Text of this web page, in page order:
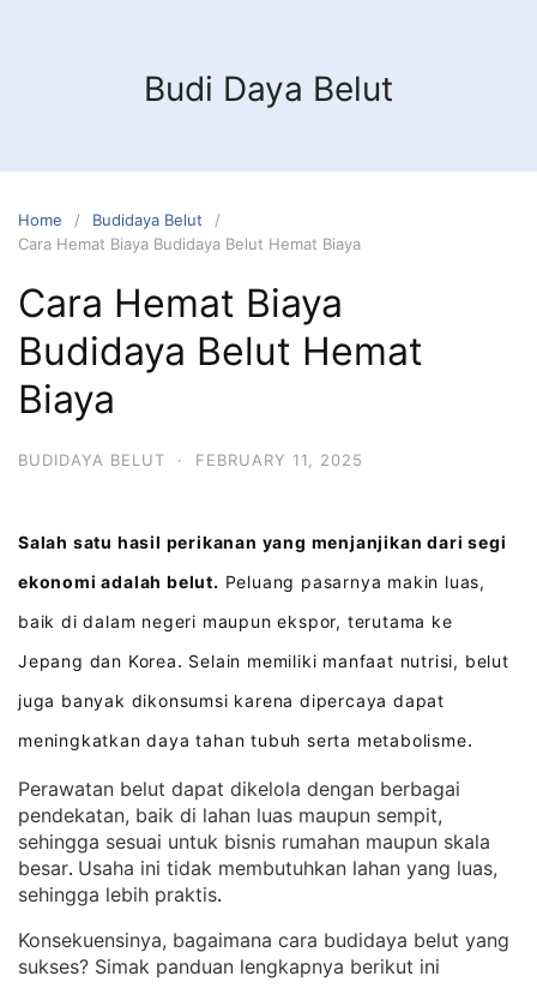
Budi Daya Belut
Home
Budidaya Belut
Cara Hemat Biaya Budidaya Belut Hemat Biaya
Cara Hemat Biaya
Budidaya Belut Hemat
Biaya
BUDIDAYA BELUT · FEBRUARY 11, 2025
Salah satu hasil perikanan yang menjanjikan dari segi
ekonomi adalah belut. Peluang pasarnya makin luas,
baik di dalam negeri maupun ekspor, terutama ke
Jepang dan Korea. Selain memiliki manfaat nutrisi, belut
juga banyak dikonsumsi karena dipercaya dapat
meningkatkan daya tahan tubuh serta metabolisme.
Perawatan belut dapat dikelola dengan berbagai
pendekatan, baik di lahan luas maupun sempit,
sehingga sesuai untuk bisnis rumahan maupun skala
besar. Usaha ini tidak membutuhkan lahan yang luas,
sehingga lebih praktis.
Konsekuensinya, bagaimana cara budidaya belut yang
sukses? Simak panduan lengkapnya berikut ini